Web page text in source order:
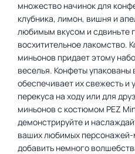
множество начинок для
клубника, лимон, вишня и
любимым вкусом и сдвиньте
восхитительное лакомство.
миньонов придает этому
веселья. Конфеты упакованы
обеспечивает их свежесть и
перекуса на ходу или для
миньонов с костюмом PEZ
демонстрируйте и
ваших любимых персонажей-
добавить немного